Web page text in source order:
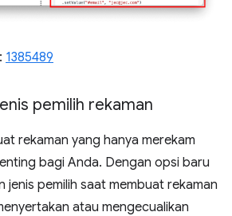
1385489
pemilih rekaman
rekaman yang hanya merekam
bagi Anda. Dengan opsi baru
jenis pemilih saat membuat rekaman
atau mengecualikan